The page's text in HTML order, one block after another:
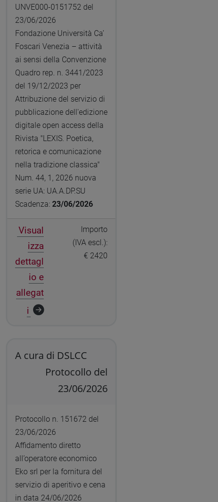
UNVE000-0151752 del
23/06/2026
Fondazione Università Ca’
Foscari Venezia – attività
ai sensi della Convenzione
Quadro rep. n. 3441/2023
del 19/12/2023 per
Attribuzione del servizio di
pubblicazione dell'edizione
digitale open access della
Rivista "LEXIS. Poetica,
retorica e comunicazione
nella tradizione classica"
Num. 44, 1, 2026 nuova
serie UA: UA.A.DP.SU
Scadenza: 23/06/2026
Visual
izza
dettagl
io e
allegat
i
Importo
(IVA escl.):
€ 2420
A cura di DSLCC
Protocollo del
23/06/2026
Protocollo n. 151672 del
23/06/2026
Affidamento diretto
all’operatore economico
Eko srl per la fornitura del
servizio di aperitivo e cena
in data 24/06/2026